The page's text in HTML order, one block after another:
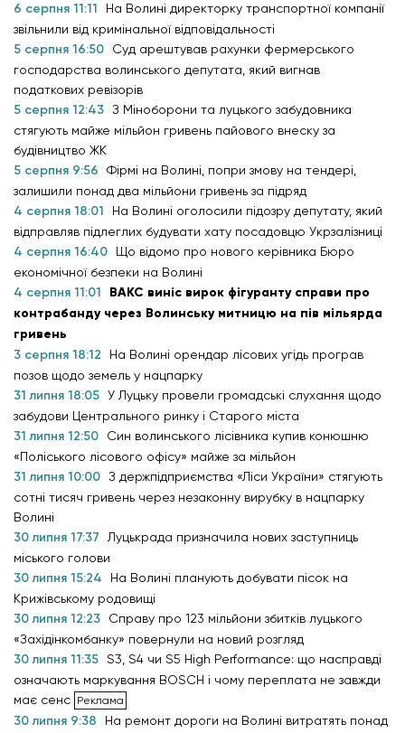
6 серпня 11:11
На Волині директорку транспортної компанії
звільнили від кримінальної відповідальності
5 серпня 16:50
Суд арештував рахунки фермерського
господарства волинського депутата, який вигнав
податкових ревізорів
5 серпня 12:43 З Міноборони та луцького забудовника
стягують майже мільйон гривень пайового внеску за
будівництво ЖК
5 серпня 9:56
Фірмі на Волині, попри змову на тендері,
залишили понад два мільйони гривень за підряд
4 серпня 18:01
На Волині оголосили підозру депутату, який
відправляв підлеглих будувати хату посадовцю Укрзалізниці
4 серпня 16:40
Що відомо про нового керівника Бюро
економічної безпеки на Волині
4 серпня 11:01
ВАКС виніс вирок фігуранту справи про
контрабанду через Волинську митницю на пів мільярда
гривень
3 серпня 18:12
На Волині орендар лісових угідь програв
позов щодо земель у нацпарку
31 липня 18:05 У Луцьку провели громадські слухання щодо
забудови Центрального ринку і Старого міста
31 липня 12:50
Син волинського лісівника купив конюшню
«Поліського лісового офісу» майже за мільйон
31 липня 10:00 З держпідприємства «Ліси України» стягують
сотні тисяч гривень через незаконну вирубку в нацпарку
Волині
30 липня 17:37
Луцькрада призначила нових заступниць
міського голови
30 липня 15:24
На Волині планують добувати пісок на
Крижівському родовищі
30 липня 12:23
Справу про 123 мільйони збитків луцького
«Західінкомбанку» повернули на новий розгляд
30 липня 11:35 S3, S4 чи S5 High Performance: що насправді
означають маркування BOSCH і чому переплата не завжди
має сенс
30 липня 9:38
На ремонт дороги на Волині витратять понад